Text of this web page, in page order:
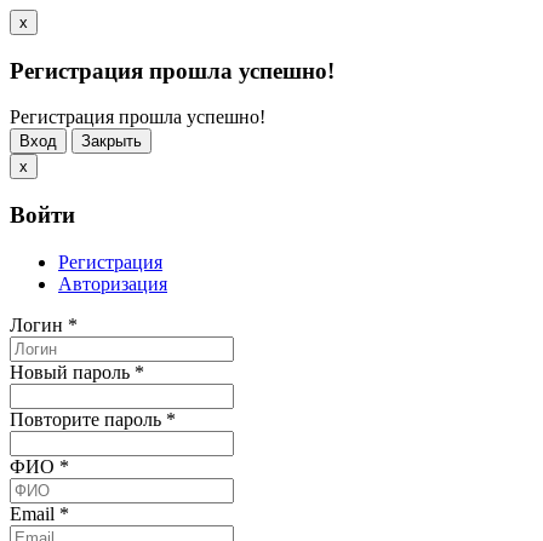
x
Регистрация прошла успешно!
Регистрация прошла успешно!
Вход
Закрыть
x
Войти
Регистрация
Авторизация
Логин *
Новый пароль *
Повторите пароль *
ФИО *
Email *